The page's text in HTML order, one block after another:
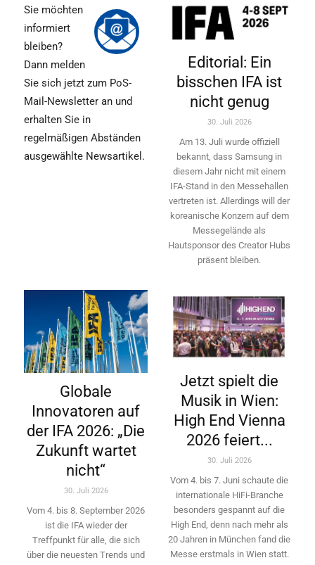
Sie möchten
informiert
bleiben?
Dann melden
Sie sich jetzt zum PoS-
Mail-Newsletter an und
erhalten Sie in
regelmäßigen Abständen
ausgewählte Newsartikel.
Editorial: Ein
bisschen IFA ist
nicht genug
30. Juli 2026
Am 13. Juli wurde offiziell
bekannt, dass Samsung in
diesem Jahr nicht mit einem
IFA-Stand in den Messehallen
vertreten ist. Allerdings will ­der
koreanische Konzern auf dem
Messegelände als
Hautsponsor des Creator Hubs
präsent bleiben.
Globale
Innovatoren auf
der IFA 2026: „Die
Zukunft wartet
nicht“
30. Juli 2026
Vom 4. bis 8. September 2026
ist die IFA wieder der
Treffpunkt für alle, die sich
über die neuesten Trends und
Jetzt spielt die
Musik in Wien:
High End Vienna
2026 feiert...
30. Juli 2026
Vom 4. bis 7. Juni schaute die
internationale HiFi-Branche
besonders gespannt auf die
High End, denn nach mehr als
20 Jahren in München fand die
Messe erstmals in Wien statt.